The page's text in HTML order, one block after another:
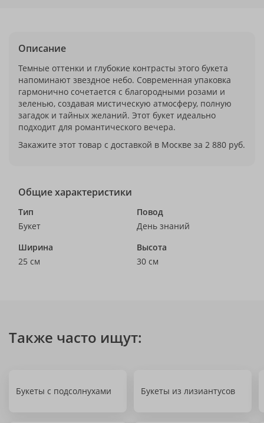
Описание
Темные оттенки и глубокие контрасты этого букета
напоминают звездное небо. Современная упаковка
гармонично сочетается с благородными розами и
зеленью, создавая мистическую атмосферу, полную
загадок и тайных желаний. Этот букет идеально
подходит для романтического вечера.
Закажите этот товар с доставкой в Москве за 2 880 руб.
Общие характеристики
Тип
Букет
Повод
День знаний
Ширина
25 см
Высота
30 см
Также часто ищут:
Букеты с подсолнухами Букеты из лизиантусов